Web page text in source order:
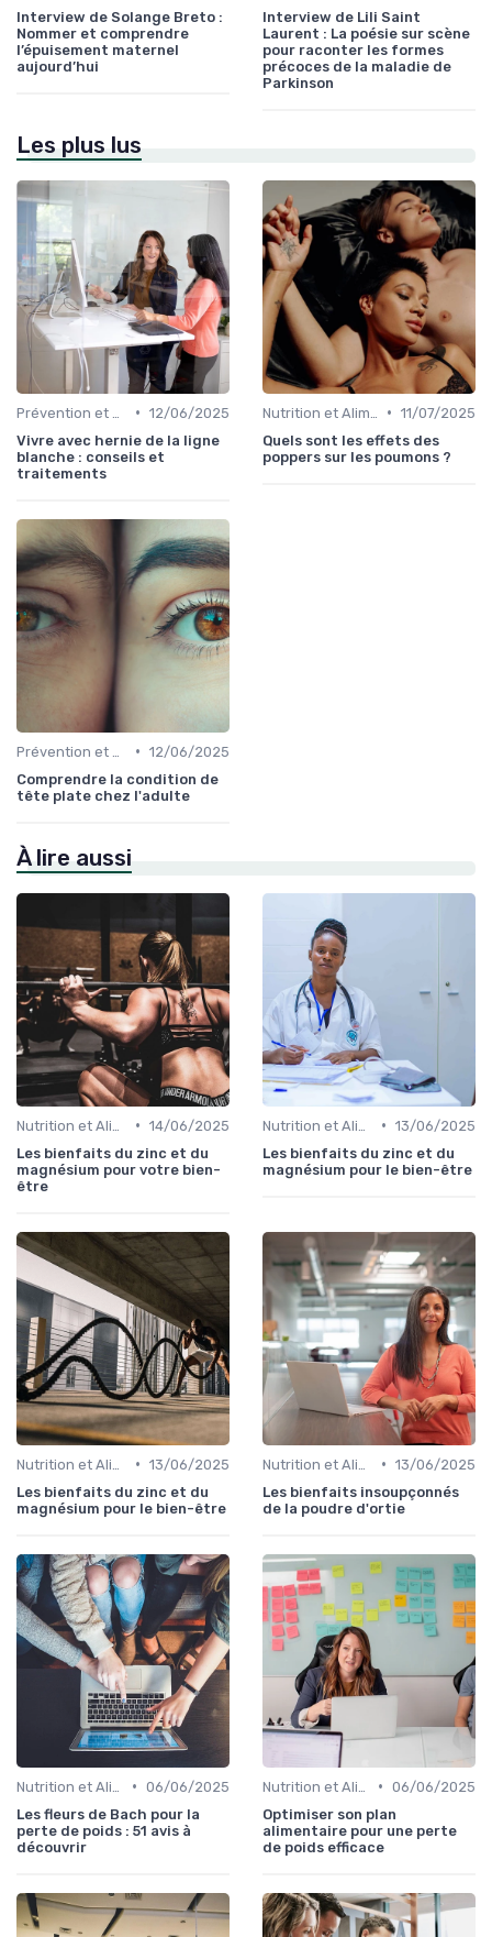
Interview de Solange Breto :
Nommer et comprendre
l’épuisement maternel
aujourd’hui
Interview de Lili Saint
Laurent : La poésie sur scène
pour raconter les formes
précoces de la maladie de
Parkinson
Les plus lus
• 12/06/2025
Vivre avec hernie de la ligne
blanche : conseils et
traitements
• 11/07/2025
Quels sont les effets des
poppers sur les poumons ?
• 12/06/2025
Comprendre la condition de
tête plate chez l'adulte
À lire aussi
• 14/06/2025
Les bienfaits du zinc et du
magnésium pour votre bien-
être
• 13/06/2025
Les bienfaits du zinc et du
magnésium pour le bien-être
• 13/06/2025
Les bienfaits du zinc et du
magnésium pour le bien-être
• 13/06/2025
Les bienfaits insoupçonnés
de la poudre d'ortie
• 06/06/2025
Les fleurs de Bach pour la
perte de poids : 51 avis à
découvrir
• 06/06/2025
Optimiser son plan
alimentaire pour une perte
de poids efficace